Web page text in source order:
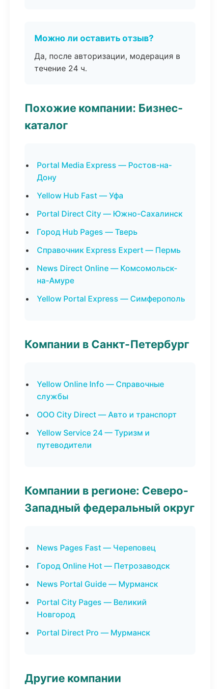
Можно ли оставить отзыв?
Да, после авторизации, модерация в
течение 24 ч.
Похожие компании: Бизнес-
каталог
Portal Media Express — Ростов-на-
Дону
Yellow Hub Fast — Уфа
Portal Direct City — Южно-Сахалинск
Город Hub Pages — Тверь
Справочник Express Expert — Пермь
News Direct Online — Комсомольск-
на-Амуре
Yellow Portal Express — Симферополь
Компании в Санкт-Петербург
Yellow Online Info — Справочные
службы
ООО City Direct — Авто и транспорт
Yellow Service 24 — Туризм и
путеводители
Компании в регионе: Северо-
Западный федеральный округ
News Pages Fast — Череповец
Город Online Hot — Петрозаводск
News Portal Guide — Мурманск
Portal City Pages — Великий
Новгород
Portal Direct Pro — Мурманск
Другие компании